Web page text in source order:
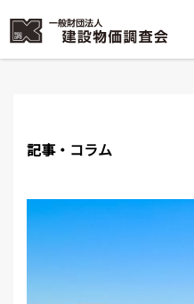
記事・コラム